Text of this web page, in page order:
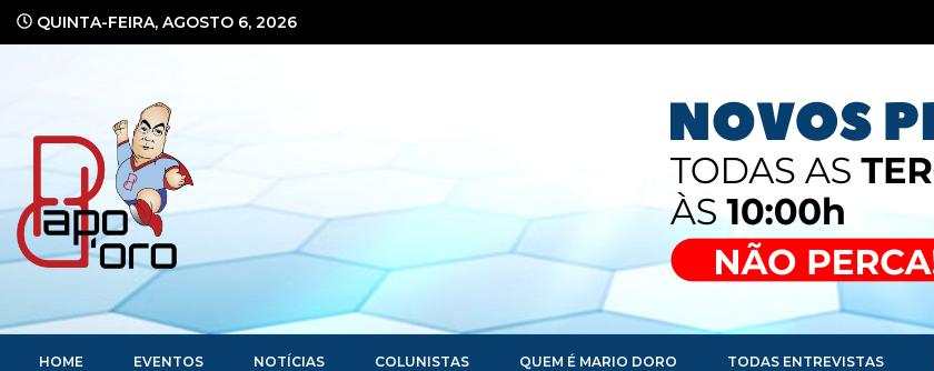
QUINTA-FEIRA, AGOSTO 6, 2026
Portal de Notícias
HOME EVENTOS NOTÍCIAS COLUNISTAS QUEM É MARIO DORO TODAS ENTREVISTAS